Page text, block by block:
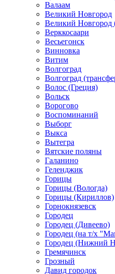
Валаам
Великий Новгород
Великий Новгород
Верккосаари
Весьегонск
Винновка
Витим
Волгоград
Волгоград
Волос (Греция)
Вольск
Ворогово
Воспоминаний
Выборг
Выкса
Вытегра
Вятские поляны
Галанино
Геленджик
Горицы
Горицы (Вологда)
Горицы (Кириллов)
Горнокнязевск
Городец
Городец (Дивеево)
Городец (на т/х
Городец (Нижний
Гремячинск
Грозный
Давид городок